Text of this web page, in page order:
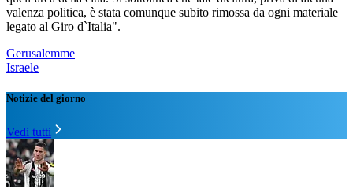
valenza politica, è stata comunque subito rimossa da ogni materiale
legato al Giro d`Italia".
Gerusalemme
Israele
Notizie del giorno
Vedi tutti